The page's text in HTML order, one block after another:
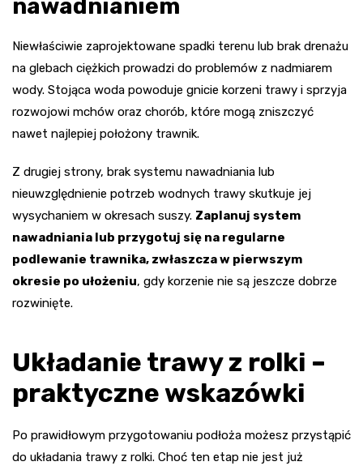
nawadnianiem
Niewłaściwie zaprojektowane spadki terenu lub brak drenażu
na glebach ciężkich prowadzi do problemów z nadmiarem
wody. Stojąca woda powoduje gnicie korzeni trawy i sprzyja
rozwojowi mchów oraz chorób, które mogą zniszczyć
nawet najlepiej położony trawnik.
Z drugiej strony, brak systemu nawadniania lub
nieuwzględnienie potrzeb wodnych trawy skutkuje jej
wysychaniem w okresach suszy. Zaplanuj system
nawadniania lub przygotuj się na regularne
podlewanie trawnika, zwłaszcza w pierwszym
okresie po ułożeniu, gdy korzenie nie są jeszcze dobrze
rozwinięte.
Układanie trawy z rolki –
praktyczne wskazówki
Po prawidłowym przygotowaniu podłoża możesz przystąpić
do układania trawy z rolki. Choć ten etap nie jest już